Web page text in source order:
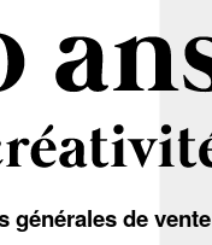
générales de vente